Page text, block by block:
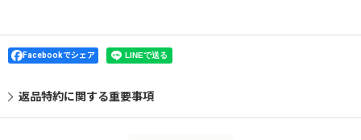
Facebookでシェア
返品特約に関する重要事項